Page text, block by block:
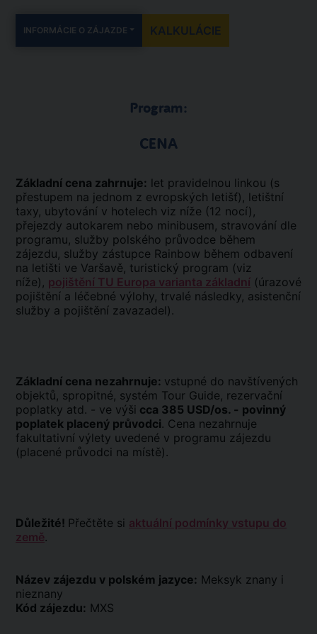
INFORMÁCIE O ZÁJAZDE KALKULÁCIE
Program:
CENA
Základní cena zahrnuje: let pravidelnou linkou (s
přestupem na jednom z evropských letišť), letištní
taxy, ubytování v hotelech viz níže (12 nocí),
přejezdy autokarem nebo minibusem, stravování dle
programu, služby polského průvodce během
zájezdu, služby zástupce Rainbow během odbavení
na letišti ve Varšavě, turistický program (viz
níže), pojištění TU Europa varianta základní (úrazové
pojištění a léčebné výlohy, trvalé následky, asistenční
služby a pojištění zavazadel).
Základní cena nezahrnuje: vstupné do navštívených
objektů, spropitné, systém Tour Guide, rezervační
poplatky atd. - ve výši cca 385 USD/os. - povinný
poplatek placený průvodci. Cena nezahrnuje
fakultativní výlety uvedené v programu zájezdu
(placené průvodci na místě).
Důležité! Přečtěte si aktuální podmínky vstupu do
země.
Název zájezdu v polském jazyce: Meksyk znany i
nieznany
Kód zájezdu: MXS